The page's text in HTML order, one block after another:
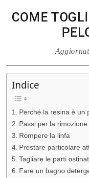
COME
Indice
Perché la resina è un
Passi per la
Rompere la linfa
Prestare particolare
Tagliare le parti
Fare un bagno